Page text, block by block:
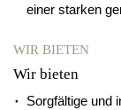
einer starken
WIR BIETEN
Wir bieten
Sorgfältige und